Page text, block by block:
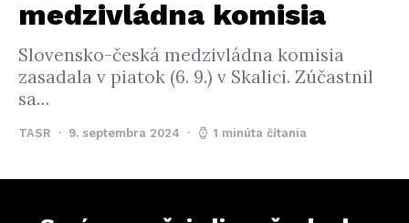
medzivládna komisia
Slovensko-česká medzivládna komisia
zasadala v piatok (6. 9.) v Skalici. Zúčastnil
sa…
TASR 9. septembra 2024 1 minúta čítania